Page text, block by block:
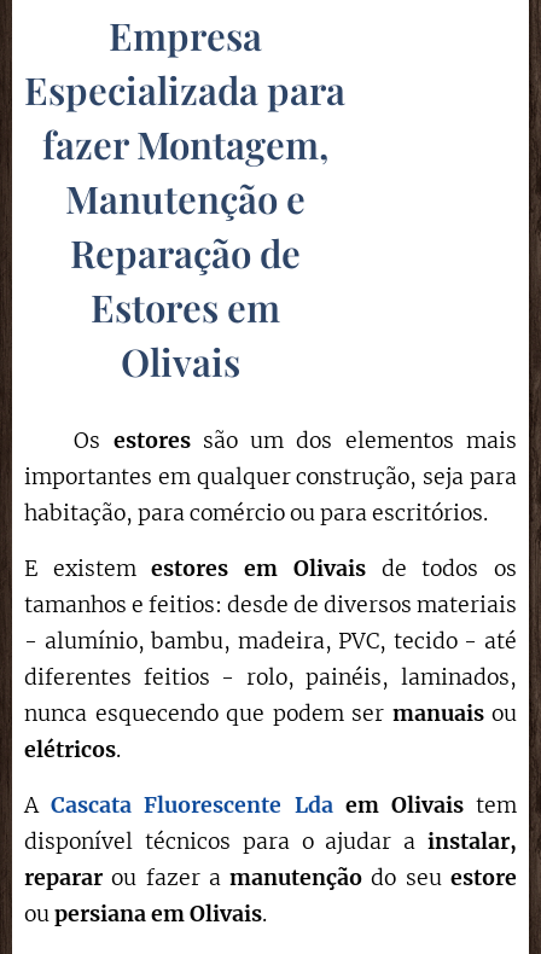
Empresa
Especializada para
fazer Montagem,
Manutenção e
Reparação de
Estores em
Olivais
Os estoressão um dos elementos mais
importantes em qualquer construção, seja para
habitação, para comércio ou para escritórios.
E existemestores em Olivais de todos os
tamanhos e feitios: desde de diversos materiais
- alumínio, bambu, madeira, PVC, tecido - até
diferentes feitios - rolo, painéis, laminados,
nunca esquecendo que podem ser manuaisou
elétricos.
ACascata Fluorescente Ldaem Olivaistem
disponível técnicos para o ajudar a instalar,
reparar ou fazer amanutenção do seuestore
oupersiana emOlivais.